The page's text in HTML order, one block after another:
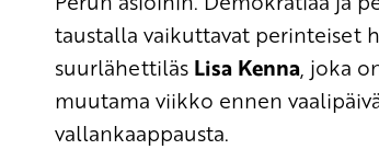
taustalla vaikuttavat perinteiset
suurlähettiläs Lisa Kenna, joka
muutama viikko ennen
vallankaappausta.